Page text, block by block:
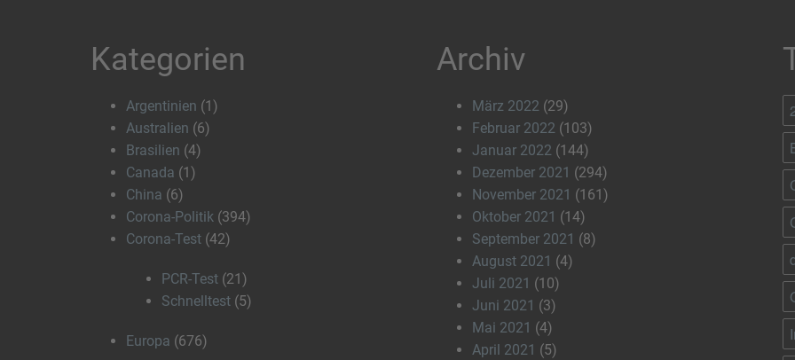
Kategorien
Argentinien (1)
Australien (6)
Brasilien (4)
Canada (1)
China (6)
Corona-Politik (394)
Corona-Test (42)
PCR-Test (21)
Schnelltest (5)
Europa (676)
Archiv
März 2022 (29)
Februar 2022 (103)
Januar 2022 (144)
Dezember 2021 (294)
November 2021 (161)
Oktober 2021 (14)
September 2021 (8)
August 2021 (4)
Juli 2021 (10)
Juni 2021 (3)
Mai 2021 (4)
April 2021 (5)